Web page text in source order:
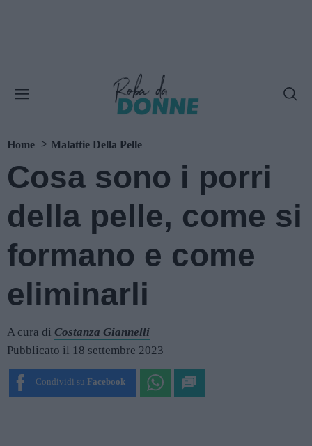
Home Malattie Della Pelle
Cosa sono i porri
della pelle, come si
formano e come
eliminarli
A cura di Costanza Giannelli
Pubblicato il 18 settembre 2023
Condividi su Facebook